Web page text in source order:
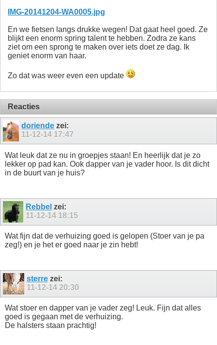
IMG-20141204-WA0005.jpg
En we fietsen langs drukke wegen! Dat gaat heel goed. Ze
blijkt een enorm spring talent te hebben. Zodra ze kans
ziet om een sprong te maken over iets doet ze dag. Ik
geniet enorm van haar.
Zo dat was weer even een update
Reacties
doriende zei:
11-12-14 17:47
Wat leuk dat ze nu in groepjes staan! En heerlijk dat je zo
lekker op pad kan. Ook dapper van je vader hoor. Is dit dicht
in de buurt van je huis?
Rebbel zei:
11-12-14 18:15
Wat fijn dat de verhuizing goed is gelopen (Stoer van je pa
zeg!) en je het er goed naar je zin hebt!
sterre zei:
11-12-14 20:30
Wat stoer en dapper van je vader zeg! Leuk. Fijn dat alles
goed is gegaan met de verhuizing.
De halsters staan prachtig!